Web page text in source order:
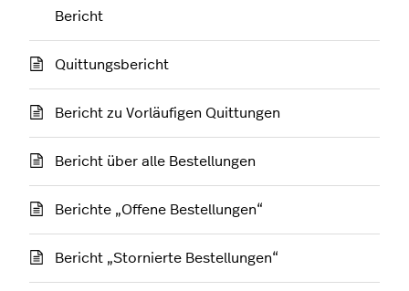
Bericht
Quittungsbericht
Bericht zu Vorläufigen Quittungen
Bericht über alle Bestellungen
Berichte „Offene Bestellungen“
Bericht „Stornierte Bestellungen“